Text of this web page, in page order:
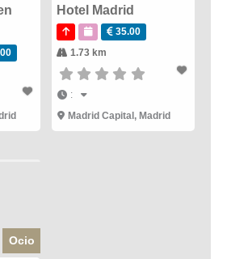
Hotel Madrid
35.00
1.73 km
:
Madrid Capital , Madrid
Ocio